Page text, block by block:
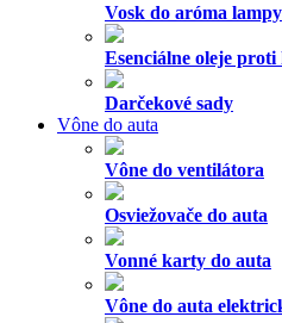
Vosk do aróma lampy
Esenciálne oleje proti
Darčekové sady
Vône do auta
Vône do ventilátora
Osviežovače do auta
Vonné karty do auta
Vône do auta